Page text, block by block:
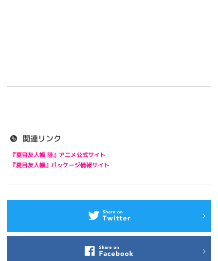
関連リンク
『夏目友人帳 陸』アニメ公式サイト
『夏目友人帳』パッケージ情報サイト